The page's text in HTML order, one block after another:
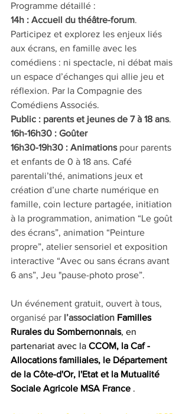
Programme détaillé :
14h : Accueil du théâtre-forum.
Participez et explorez les enjeux liés
aux écrans, en famille avec les
comédiens : ni spectacle, ni débat mais
un espace d’échanges qui allie jeu et
réflexion. Par la Compagnie des
Comédiens Associés.
Public : parents et jeunes de 7 à 18 ans.
16h-16h30 : Goûter
16h30-19h30 : Animations pour parents
et enfants de 0 à 18 ans. Café
parentali’thé, animations jeux et
création d’une charte numérique en
famille, coin lecture partagée, initiation
à la programmation, animation “Le goût
des écrans”, animation “Peinture
propre”, atelier sensoriel et exposition
interactive “Avec ou sans écrans avant
6 ans”, Jeu "pause-photo prose”.
Un événement gratuit, ouvert à tous,
organisé par l’association Familles
Rurales du Sombernonnais, en
partenariat avec la CCOM, la Caf -
Allocations familiales, le Département
de la Côte-d'Or, l'Etat et la Mutualité
Sociale Agricole MSA France .